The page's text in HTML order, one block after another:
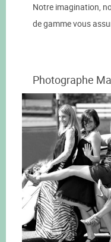
Notre imagination,
de gamme vous
Photographe